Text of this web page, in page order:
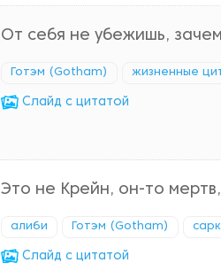
От себя не убежишь,
Готэм (Gotham) жизненные
Cлайд с цитатой
Это не Крейн, он-то
алиби Готэм (Gotham)
Cлайд с цитатой